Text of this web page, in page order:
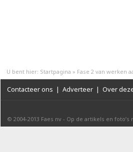
U bent hier: Startpagina » Fase 2 van werken
Contacteer ons | Adverteer | Over
© 2004-2013 Faes nv - Op de artikels en